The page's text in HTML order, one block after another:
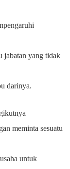
jabatan yang tidak
darinya.
meminta sesuatu
untuk